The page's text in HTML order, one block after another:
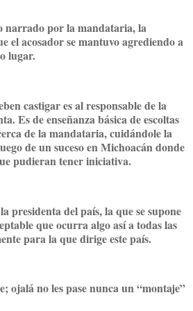
narrado por la mandataria, la
el acosador se mantuvo agrediendo a
lugar.
castigar es al responsable de la
Es de enseñanza básica de escoltas
de la mandataria, cuidándole la
de un suceso en Michoacán donde
pudieran tener iniciativa.
presidenta del país, la que se supone
que ocurra algo así a todas las
para la que dirige este país.
ojalá no les pase nunca un “montaje”